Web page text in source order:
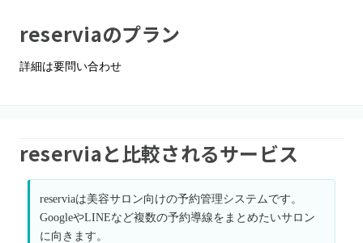
reserviaのプラン
詳細は要問い合わせ
reserviaと比較されるサービス
reserviaは美容サロン向けの予約管理システムです。
GoogleやLINEなど複数の予約導線をまとめたいサロン
に向きます。